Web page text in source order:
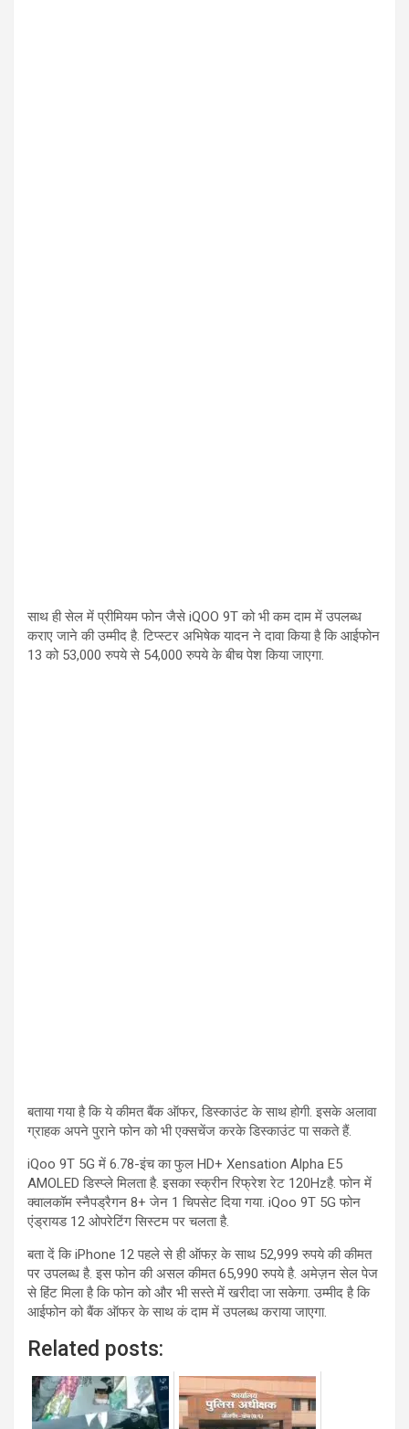
साथ ही सेल में प्रीमियम फोन जैसे iQOO 9T को भी कम दाम में उपलब्ध
कराए जाने की उम्मीद है. टिप्स्टर अभिषेक यादन ने दावा किया है कि आईफोन
13 को 53,000 रुपये से 54,000 रुपये के बीच पेश किया जाएगा.
बताया गया है कि ये कीमत बैंक ऑफर, डिस्काउंट के साथ होगी. इसके अलावा
ग्राहक अपने पुराने फोन को भी एक्सचेंज करके डिस्काउंट पा सकते हैं.
iQoo 9T 5G में 6.78-इंच का फुल HD+ Xensation Alpha E5
AMOLED डिस्प्ले मिलता है. इसका स्क्रीन रिफ्रेश रेट 120Hzहै. फोन में
क्वालकॉम स्नैपड्रैगन 8+ जेन 1 चिपसेट दिया गया. iQoo 9T 5G फोन
एंड्रायड 12 ओपरेटिंग सिस्टम पर चलता है.
बता दें कि iPhone 12 पहले से ही ऑफऱ के साथ 52,999 रुपये की कीमत
पर उपलब्ध है. इस फोन की असल कीमत 65,990 रुपये है. अमेज़न सेल पेज
से हिंट मिला है कि फोन को और भी सस्ते में खरीदा जा सकेगा. उम्मीद है कि
आईफोन को बैंक ऑफर के साथ कं दाम में उपलब्ध कराया जाएगा.
Related posts: